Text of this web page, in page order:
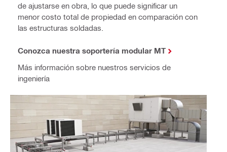
de ajustarse en obra, lo que puede significar un
menor costo total de propiedad en comparación con
las estructuras soldadas.
Conozca nuestra soportería modular MT
Más información sobre nuestros servicios de
ingeniería